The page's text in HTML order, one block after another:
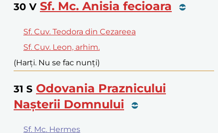
30 V Sf. Mc. Anisia fecioara
Sf. Cuv. Teodora din Cezareea
Sf. Cuv. Leon, arhim.
(Harți. Nu se fac nunți)
31 S Odovania Praznicului
Nașterii Domnului
Sf. Mc. Hermes